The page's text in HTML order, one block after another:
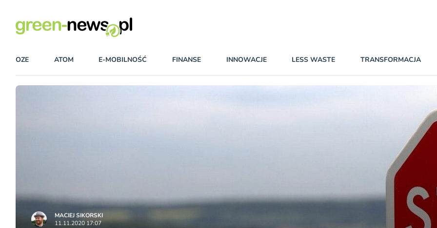
OZE ATOM E-MOBILNOŚĆ FINANSE INNOWACJE LESS WASTE TRANSFORMACJA
MACIEJ SIKORSKI
11.11.2020 17:07